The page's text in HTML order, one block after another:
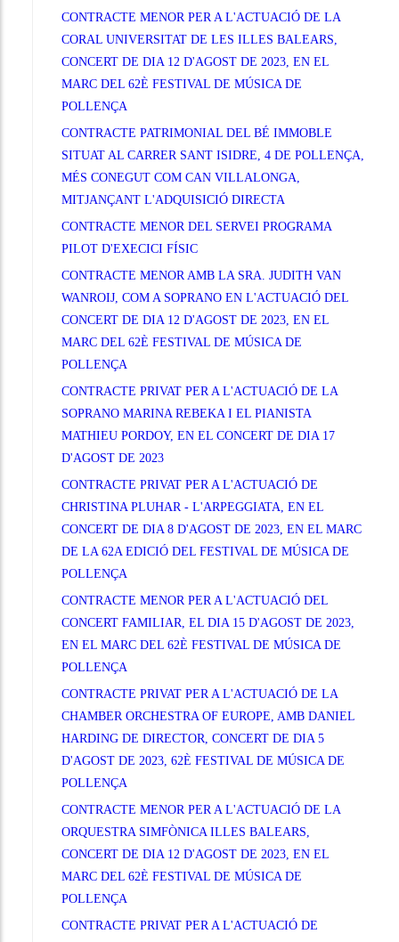
CONTRACTE MENOR PER A L'ACTUACIÓ DE LA
CORAL UNIVERSITAT DE LES ILLES BALEARS,
CONCERT DE DIA 12 D'AGOST DE 2023, EN EL
MARC DEL 62È FESTIVAL DE MÚSICA DE
POLLENÇA
CONTRACTE PATRIMONIAL DEL BÉ IMMOBLE
SITUAT AL CARRER SANT ISIDRE, 4 DE POLLENÇA,
MÉS CONEGUT COM CAN VILLALONGA,
MITJANÇANT L'ADQUISICIÓ DIRECTA
CONTRACTE MENOR DEL SERVEI PROGRAMA
PILOT D'EXECICI FÍSIC
CONTRACTE MENOR AMB LA SRA. JUDITH VAN
WANROIJ, COM A SOPRANO EN L'ACTUACIÓ DEL
CONCERT DE DIA 12 D'AGOST DE 2023, EN EL
MARC DEL 62È FESTIVAL DE MÚSICA DE
POLLENÇA
CONTRACTE PRIVAT PER A L'ACTUACIÓ DE LA
SOPRANO MARINA REBEKA I EL PIANISTA
MATHIEU PORDOY, EN EL CONCERT DE DIA 17
D'AGOST DE 2023
CONTRACTE PRIVAT PER A L'ACTUACIÓ DE
CHRISTINA PLUHAR - L'ARPEGGIATA, EN EL
CONCERT DE DIA 8 D'AGOST DE 2023, EN EL MARC
DE LA 62A EDICIÓ DEL FESTIVAL DE MÚSICA DE
POLLENÇA
CONTRACTE MENOR PER A L'ACTUACIÓ DEL
CONCERT FAMILIAR, EL DIA 15 D'AGOST DE 2023,
EN EL MARC DEL 62È FESTIVAL DE MÚSICA DE
POLLENÇA
CONTRACTE PRIVAT PER A L'ACTUACIÓ DE LA
CHAMBER ORCHESTRA OF EUROPE, AMB DANIEL
HARDING DE DIRECTOR, CONCERT DE DIA 5
D'AGOST DE 2023, 62È FESTIVAL DE MÚSICA DE
POLLENÇA
CONTRACTE MENOR PER A L'ACTUACIÓ DE LA
ORQUESTRA SIMFÒNICA ILLES BALEARS,
CONCERT DE DIA 12 D'AGOST DE 2023, EN EL
MARC DEL 62È FESTIVAL DE MÚSICA DE
POLLENÇA
CONTRACTE PRIVAT PER A L'ACTUACIÓ DE